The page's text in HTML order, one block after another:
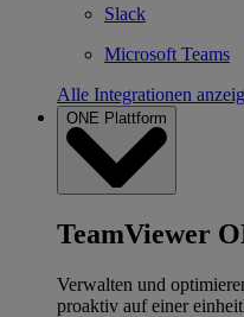
Slack
Microsoft Teams
Alle Integrationen
ONE Plattform
TeamViewer
Verwalten und
proaktiv auf einer